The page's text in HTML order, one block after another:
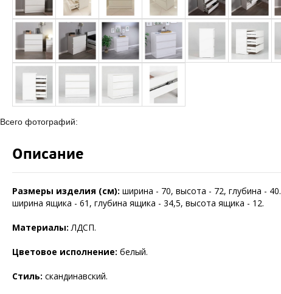
Всего фотографий:
Описание
Размеры изделия (см): ширина - 70, высота - 72, глубина - 40.
ширина ящика - 61, глубина ящика - 34,5, высота ящика - 12.
Материалы:ЛДСП.
Цветовое исполнение: белый.
Стиль: скандинавский.